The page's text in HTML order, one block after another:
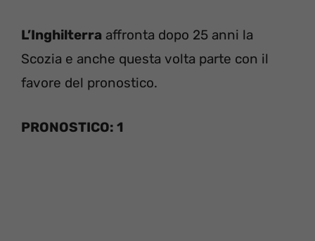
L’Inghilterra affronta dopo 25 anni la
Scozia e anche questa volta parte con il
favore del pronostico.
PRONOSTICO: 1